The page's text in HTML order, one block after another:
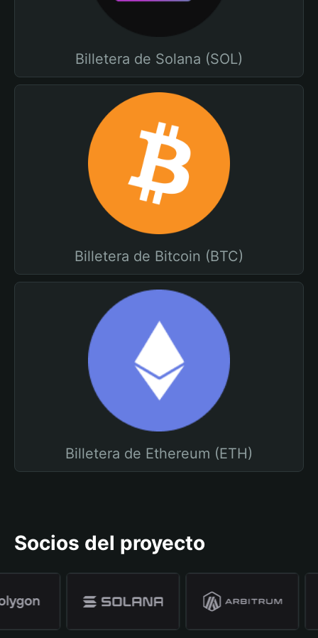
Billetera de Solana (SOL)
Billetera de Bitcoin (BTC)
Billetera de Ethereum (ETH)
Socios del proyecto